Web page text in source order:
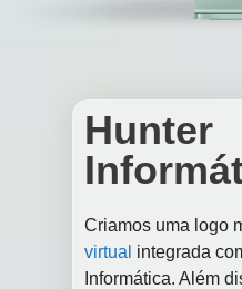
Hunter
Criamos uma logo
virtual integrada
Informática. Além